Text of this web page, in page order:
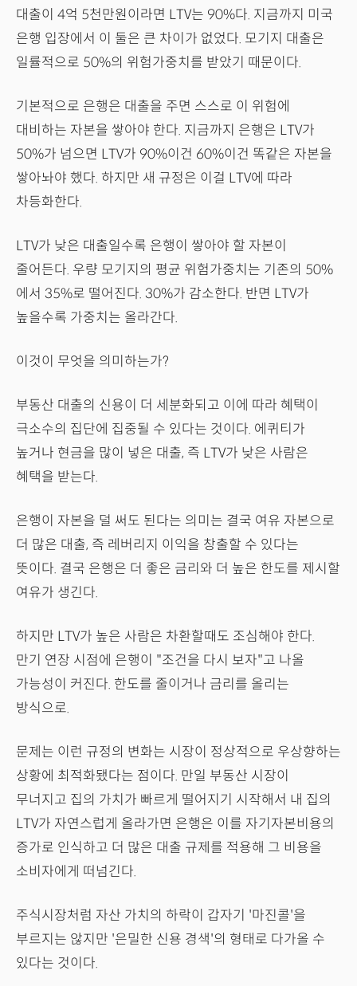
대출이 4억 5천만원이라면 LTV는 90%다. 지금까지 미국
은행 입장에서 이 둘은 큰 차이가 없었다. 모기지 대출은
일률적으로 50%의 위험가중치를 받았기 때문이다.
기본적으로 은행은 대출을 주면 스스로 이 위험에
대비하는 자본을 쌓아야 한다. 지금까지 은행은 LTV가
50%가 넘으면 LTV가 90%이건 60%이건 똑같은 자본을
쌓아놔야 했다. 하지만 새 규정은 이걸 LTV에 따라
차등화한다.
LTV가 낮은 대출일수록 은행이 쌓아야 할 자본이
줄어든다. 우량 모기지의 평균 위험가중치는 기존의 50%
에서 35%로 떨어진다. 30%가 감소한다. 반면 LTV가
높을수록 가중치는 올라간다.
이것이 무엇을 의미하는가?
부동산 대출의 신용이 더 세분화되고 이에 따라 혜택이
극소수의 집단에 집중될 수 있다는 것이다. 에퀴티가
높거나 현금을 많이 넣은 대출, 즉 LTV가 낮은 사람은
혜택을 받는다.
은행이 자본을 덜 써도 된다는 의미는 결국 여유 자본으로
더 많은 대출, 즉 레버리지 이익을 창출할 수 있다는
뜻이다. 결국 은행은 더 좋은 금리와 더 높은 한도를 제시할
여유가 생긴다.
하지만 LTV가 높은 사람은 차환할때도 조심해야 한다.
만기 연장 시점에 은행이 "조건을 다시 보자"고 나올
가능성이 커진다. 한도를 줄이거나 금리를 올리는
방식으로.
문제는 이런 규정의 변화는 시장이 정상적으로 우상향하는
상황에 최적화됐다는 점이다. 만일 부동산 시장이
무너지고 집의 가치가 빠르게 떨어지기 시작해서 내 집의
LTV가 자연스럽게 올라가면 은행은 이를 자기자본비용의
증가로 인식하고 더 많은 대출 규제를 적용해 그 비용을
소비자에게 떠넘긴다.
주식시장처럼 자산 가치의 하락이 갑자기 '마진콜'을
부르지는 않지만 '은밀한 신용 경색'의 형태로 다가올 수
있다는 것이다.